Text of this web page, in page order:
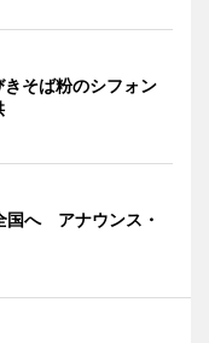
そば粉のシフォン
国へ アナウンス・